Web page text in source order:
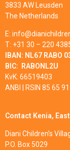
3833 AW Leusden
The Netherlands
E:
T: +31 30 – 220
IBAN: NL67 RABO
BIC: RABONL2U
KvK: 66519403
ANBI | RSIN 85 65
Contact Kenia,
Diani Children’s
P.O. Box 5029